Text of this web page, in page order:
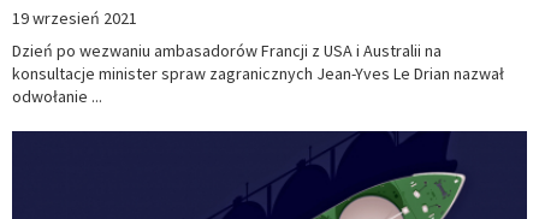
19 wrzesień 2021
Dzień po wezwaniu ambasadorów Francji z USA i Australii na
konsultacje minister spraw zagranicznych Jean-Yves Le Drian nazwał
odwołanie ...